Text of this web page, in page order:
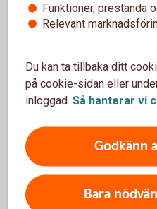
Här kan du göra din
ersättning.
Skadeanmälan – anmäl
Funktioner, prestanda
Relevant
Du kan ta tillbaka ditt
på cookie-sidan eller
inloggad. Så hanterar vi
Godkänn
Bara